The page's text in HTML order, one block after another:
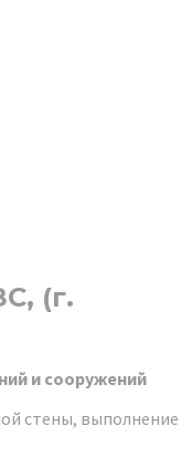
(г.
и сооружений
стены, выполнение